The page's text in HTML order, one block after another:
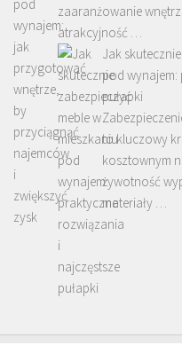
zaaranżowanie
atrakcyjność …
Jak
pod wynajem:
pułapki
to kluczowy
kosztownym
żywotność
materiały …